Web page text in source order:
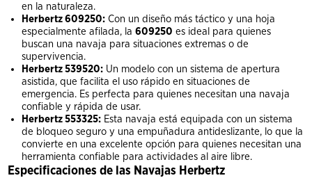
en la naturaleza.
Herbertz 609250: Con un diseño más táctico y una hoja
especialmente afilada, la609250 es ideal para quienes
buscan una navaja para situaciones extremas o de
supervivencia.
Herbertz 539520: Un modelo con un sistema de apertura
asistida, que facilita el uso rápido en situaciones de
emergencia. Es perfecta para quienes necesitan una navaja
confiable y rápida de usar.
Herbertz 553325: Esta navaja está equipada con un sistema
de bloqueo seguro y una empuñadura antideslizante, lo que la
convierte en una excelente opción para quienes necesitan una
herramienta confiable para actividades al aire libre.
Especificaciones de las Navajas Herbertz